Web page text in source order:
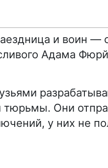
и воин —
Адама
тюрьмы. Они
у них не